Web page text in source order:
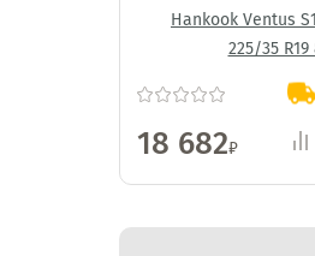
Hankook Ventus
225/35 R19
18 682₽